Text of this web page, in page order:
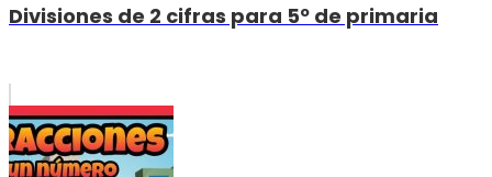
Divisiones de 2 cifras para 5º de primaria